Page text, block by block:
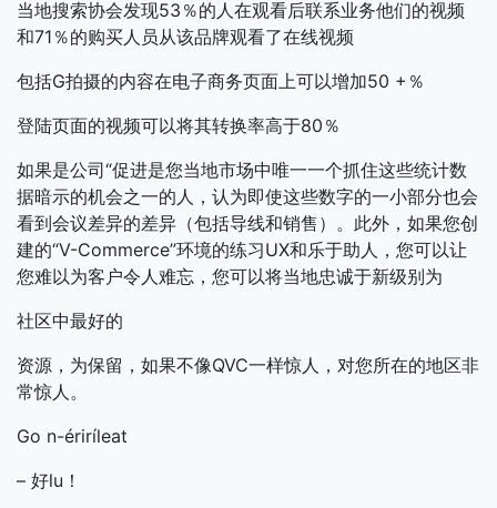
当地搜索协会发现53％的人在观看后联系业务他们的视频
和71％的购买人员从该品牌观看了在线视频
包括G拍摄的内容在电子商务页面上可以增加50 +％
登陆页面的视频可以将其转换率高于80％
如果是公司“促进是您当地市场中唯一一个抓住这些统计数
据暗示的机会之一的人，认为即使这些数字的一小部分也会
看到会议差异的差异（包括导线和销售）。此外，如果您创
建的“V-Commerce”环境的练习UX和乐于助人，您可以让
您难以为客户令人难忘，您可以将当地忠诚于新级别为
社区中最好的
资源，为保留，如果不像QVC一样惊人，对您所在的地区非
常惊人。
Go n-ériríleat
– 好lu！